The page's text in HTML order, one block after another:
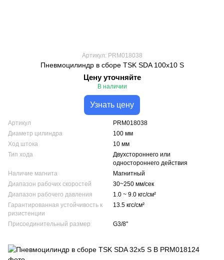
Артикул: PRM018038
Пневмоцилиндр в сборе TSK SDA 100x10 S
Цену уточняйте
В наличии
Узнать цену
Артикул
PRM018038
Диаметр цилиндра
100 мм
Ход штока
10 мм
Тип хода
Двухстороннего или
одностороннего действия
Наличие магнита
Магнитный
Диапазон рабочих скоростей
30~250 мм/сек
Диапазон рабочего давления
1.0 ~ 9.0 кгс/см²
Гарантированная устойчивость к
ризистенции
13.5 кгс/см²
Присоединительный размер G3/8"